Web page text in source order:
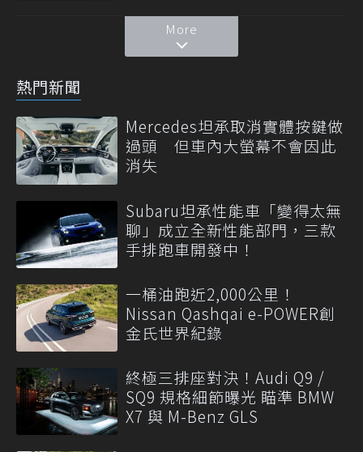
More
熱門新聞
Mercedes坦承取消實體按鍵做
過頭 但車內大螢幕不會因此
消失
Subaru坦承性能車「變得太無
聊」成立全新性能部門，三款
手排跑車開發中！
一桶油跑近2,000公里！
Nissan Qashqai e-POWER創
金氏世界紀錄
終極三排座對決！Audi Q9 /
SQ9 規格細節曝光 瞄準 BMW
X7 與 M-Benz GLS